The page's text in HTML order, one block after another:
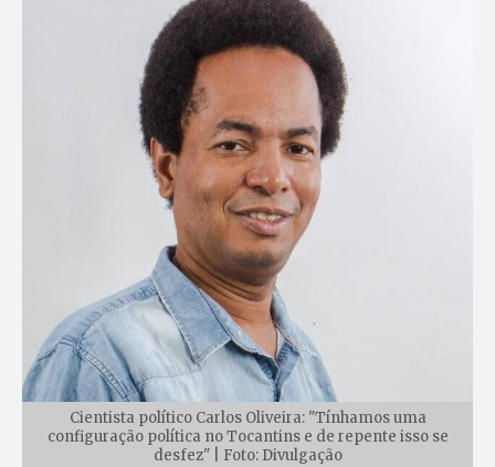
Cientista político Carlos Oliveira: "Tínhamos uma
configuração política no Tocantins e de repente isso se
desfez" | Foto: Divulgação